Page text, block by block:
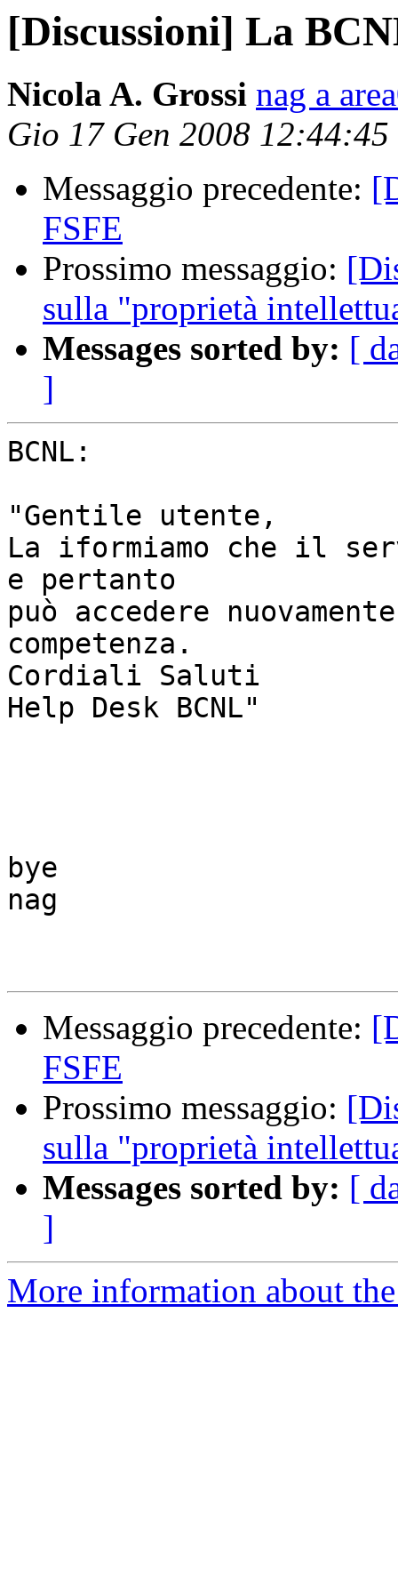
[Discussioni] La
Nicola A. Grossi nag a
Gio 17 Gen 2008 12:44:45
Messaggio precedente:
FSFE
Prossimo messaggio:
sulla "proprietà
Messages sorted by: [
]
BCNL:
"Gentile utente,
La iformiamo che il
e pertanto
può accedere
competenza.
Cordiali Saluti
Help Desk BCNL"
bye
nag
Messaggio precedente:
FSFE
Prossimo messaggio:
sulla "proprietà
Messages sorted by: [
]
More information about